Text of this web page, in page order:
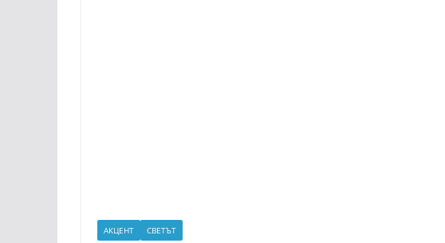
АКЦЕНТ СВЕТЪТ